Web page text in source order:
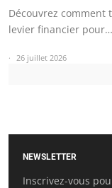
Découvrez comment
levier financier pour…
26 juillet 2026
NEWSLETTER
Inscrivez-vous